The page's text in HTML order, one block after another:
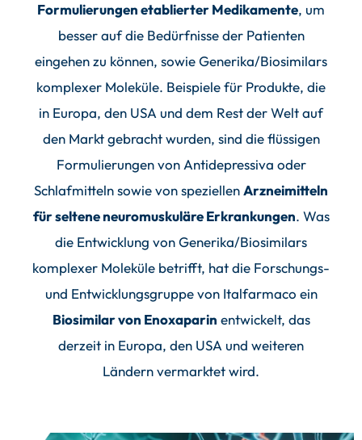
Formulierungen etablierter Medikamente, um
besser auf die Bedürfnisse der Patienten
eingehen zu können, sowie Generika/Biosimilars
komplexer Moleküle. Beispiele für Produkte, die
in Europa, den USA und dem Rest der Welt auf
den Markt gebracht wurden, sind die flüssigen
Formulierungen von Antidepressiva oder
Schlafmitteln sowie von speziellenArzneimitteln
für seltene neuromuskuläre Erkrankungen. Was
die Entwicklung von Generika/Biosimilars
komplexer Moleküle betrifft, hat die Forschungs-
und Entwicklungsgruppe von Italfarmaco ein
Biosimilar von Enoxaparin entwickelt, das
derzeit in Europa, den USA und weiteren
Ländern vermarktet wird.